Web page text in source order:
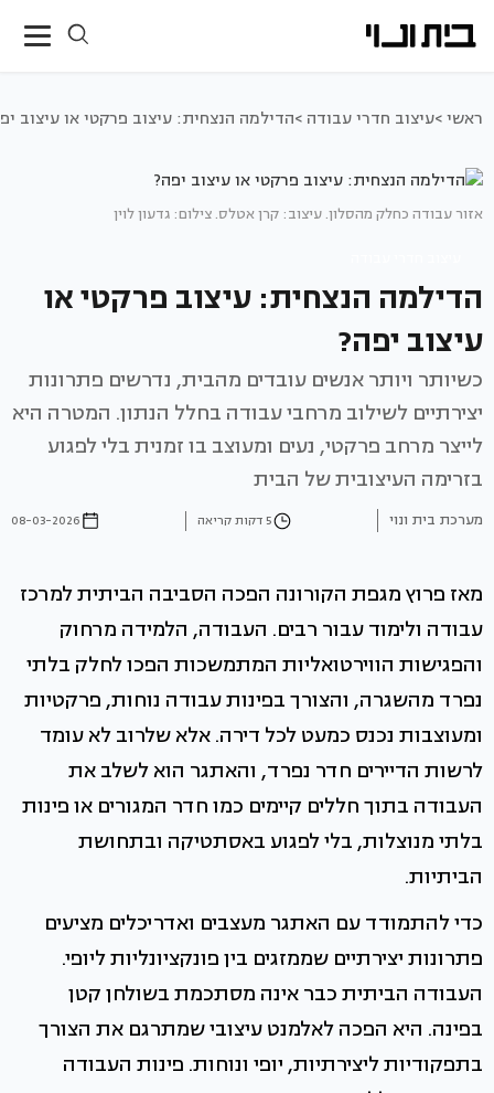
ראשי >עיצוב חדרי עבודה >הדילמה הנצחית: עיצוב פרקטי או עיצוב
אזור עבודה כחלק מהסלון. עיצוב: קרן אטלס. צילום: גדעון לוין
הדילמה הנצחית: עיצוב פרקטי או
עיצוב יפה?
כשיותר ויותר אנשים עובדים מהבית, נדרשים פתרונות
יצירתיים לשילוב מרחבי עבודה בחלל הנתון. המטרה היא
לייצר מרחב פרקטי, נעים ומעוצב בו זמנית בלי לפגוע
בזרימה העיצובית של הבית
מערכת בית ונוי 5 דקות קריאה 08-03-2026
מאז פרוץ מגפת הקורונה הפכה הסביבה הביתית למרכז
עבודה ולימוד עבור רבים. העבודה, הלמידה מרחוק
והפגישות הווירטואליות המתמשכות הפכו לחלק בלתי
נפרד מהשגרה, והצורך בפינות עבודה נוחות, פרקטיות
ומעוצבות נכנס כמעט לכל דירה. אלא שלרוב לא עומד
לרשות הדיירים חדר נפרד, והאתגר הוא לשלב את
העבודה בתוך חללים קיימים כמו חדר המגורים או פינות
בלתי מנוצלות, בלי לפגוע באסתטיקה ובתחושת
הביתיות.
כדי להתמודד עם האתגר מעצבים ואדריכלים מציעים
פתרונות יצירתיים שממזגים בין פונקציונליות ליופי.
העבודה הביתית כבר אינה מסתכמת בשולחן קטן
בפינה. היא הפכה לאלמנט עיצובי שמתרגם את הצורך
בתפקודיות ליצירתיות, יופי ונוחות. פינות העבודה